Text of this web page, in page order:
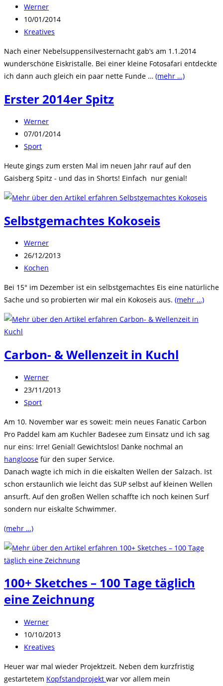
Beitrags-
Autor:
Werner
Beitrag
veröffentlicht:
10/01/2014
Beitrags-
Kreatives
Nach einer Nebelsuppensilvesternacht gab’s am 1.1.2014
wunderschöne Eiskristalle. Bei einer kleine Fotosafari entdeckte
ich dann auch gleich ein paar nette Funde … (mehr …)
Erster 2014er Spitz
Beitrags-
Autor:
Werner
Beitrag
veröffentlicht:
07/01/2014
Beitrags-
Sport
Heute gings zum ersten Mal im neuen Jahr rauf auf den
Gaisberg Spitz - und das in Shorts! Einfach nur genial!
Selbstgemachtes Kokoseis
Beitrags-
Autor:
Werner
Beitrag
veröffentlicht:
26/12/2013
Beitrags-
Kochen
Bei 15° im Dezember ist ein selbstgemachtes Eis eine natürliche
Sache und so probierten wir mal ein Kokoseis aus. (mehr …)
Carbon- & Wellenzeit in Kuchl
Beitrags-
Autor:
Werner
Beitrag
veröffentlicht:
23/11/2013
Beitrags-
Sport
Am 10. November war es soweit: mein neues Fanatic Carbon
Pro Paddel kam am Kuchler Badesee zum Einsatz und ich sag
nur eins: Irre! Genial! Gewichtslos! Danke nochmal an
hangloose für den super Service.
Danach wagte ich mich in die eiskalten Wellen der Salzach. Ist
schon erstaunlich wie leicht das SUP selbst auf kleinen Wellen
ansurft. Auf den großen Wellen schaffte ich noch keinen Surf
sondern nur eiskalte Schwimmer.
(mehr …)
100+ Sketches – 100 Tage täglich
eine Zeichnung
Beitrags-
Autor:
Werner
Beitrag
veröffentlicht:
10/10/2013
Beitrags-
Kreatives
Heuer war mal wieder Projektzeit. Neben dem kurzfristig
gestartetem Kopfstandprojekt war vor allem mein